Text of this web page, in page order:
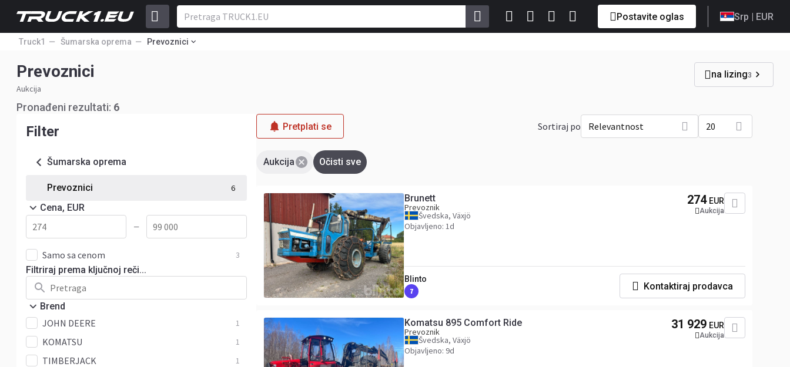
Postavite oglas Srp | EUR
Truck1 Šumarska oprema Prevoznici
Prevoznici
Aukcija
Pronađeni rezultati: 6
na lizing3
Filter
Šumarska oprema
Prevoznici 6
Cena, EUR
—
Samo sa cenom 3
Filtriraj prema ključnoj reči...
Brend
JOHN DEERE 1
KOMATSU 1
TIMBERJACK 1
Pretplati se Sortiraj po Relevantnost 20
Aukcija Očisti sve
Brunett
Prevoznik
Švedska, Växjö
Objavljeno: 1d
274 EUR
Aukcija
Blinto
7 Kontaktiraj prodavca
Komatsu 895 Comfort Ride
Prevoznik
Švedska, Växjö
Objavljeno: 9d
31 929 EUR
Aukcija